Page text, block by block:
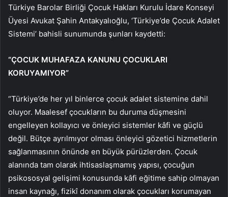
Türkiye Barolar Birliği Çocuk Hakları Kurulu İdare Konseyi
Üyesi Avukat Şahin Antakyalıoğlu, ‘Türkiye’de Çocuk Adalet
Sistemi’ bahisli sunumunda şunları kaydetti:
“ÇOCUK MUHAFAZA KANUNU ÇOCUKLARI
KORUYAMIYOR”
“Türkiye’de her yıl binlerce çocuk adalet sistemine dahil
oluyor. Maalesef çocukların bu duruma düşmesini
engelleyen kollayıcı ve önleyici sistemler kâfi ve güçlü
değil. Bütçe ayrılmıyor olması önleyici gözetici hizmetlerin
sağlanmasının önünde en büyük pürüzlerden. Çocuk
alanında tam olarak ihtisaslaşmamış yapısı, çocuğun
psikososyal gelişimi konusunda kâfi eğitime sahip olmayan
insan kaynağı, fizikî donanım olarak çocukları korumayan